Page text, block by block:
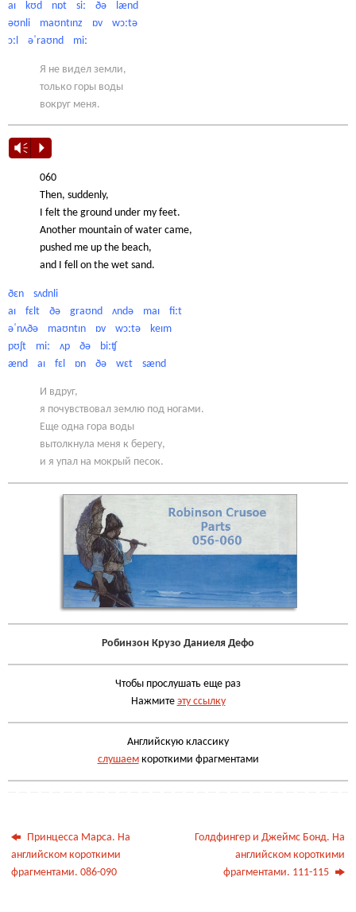
aɪ kʊd nɒt siː ðə lænd
əʊnli maʊntɪnz ɒv wɔːtə
ɔːl əˈraʊnd miː
Я не видел земли,
только горы воды
вокруг меня.
Vm P
060
Then, suddenly,
I felt the ground under my feet.
Another mountain of water came,
pushed me up the beach,
and I fell on the wet sand.
ðɛn sʌdnli
aɪ fɛlt ðə graʊnd ʌndə maɪ fiːt
əˈnʌðə maʊntɪn ɒv wɔːtə keɪm
pʊʃt miː ʌp ðə biːʧ
ænd aɪ fɛl ɒn ðə wɛt sænd
И вдруг,
я почувствовал землю под ногами.
Еще одна гора воды
вытолкнула меня к берегу,
и я упал на мокрый песок.
Робинзон Крузо Даниеля Дефо
Чтобы прослушать еще раз
Нажмите эту ссылку
Английскую классику
слушаемкороткими фрагментами
Принцесса Марса. На
английском короткими
фрагментами. 086-090
Голдфингер и Джеймс Бонд. На
английском короткими
фрагментами. 111-115